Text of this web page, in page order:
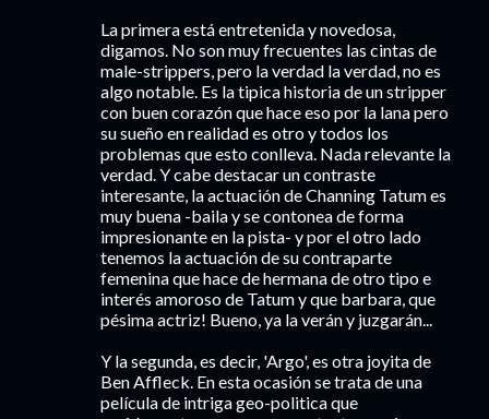
La primera está entretenida y novedosa,
digamos. No son muy frecuentes las cintas de
male-strippers, pero la verdad la verdad, no es
algo notable. Es la tipica historia de un stripper
con buen corazón que hace eso por la lana pero
su sueño en realidad es otro y todos los
problemas que esto conlleva. Nada relevante la
verdad. Y cabe destacar un contraste
interesante, la actuación de Channing Tatum es
muy buena -baila y se contonea de forma
impresionante en la pista- y por el otro lado
tenemos la actuación de su contraparte
femenina que hace de hermana de otro tipo e
interés amoroso de Tatum y que barbara, que
pésima actriz! Bueno, ya la verán y juzgarán...
Y la segunda, es decir, 'Argo', es otra joyita de
Ben Affleck. En esta ocasión se trata de una
película de intriga geo-politica que